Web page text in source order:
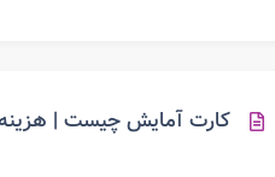
کارت آمایش چیست | هزینه